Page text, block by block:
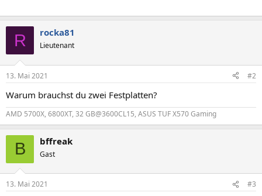
R rocka81
Lieutenant
13. Mai 2021 #2
Warum brauchst du zwei Festplatten?
AMD 5700X, 6800XT, 32 GB@3600CL15, ASUS TUF X570 Gaming
B bffreak
Gast
13. Mai 2021 #3